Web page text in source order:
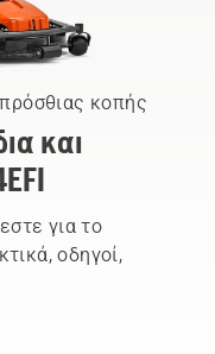
κοπής
και
για το
οδηγοί,